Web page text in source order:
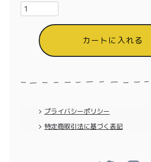
カートに入れる
プライバシーポリシー
特定商取引法に基づく表記